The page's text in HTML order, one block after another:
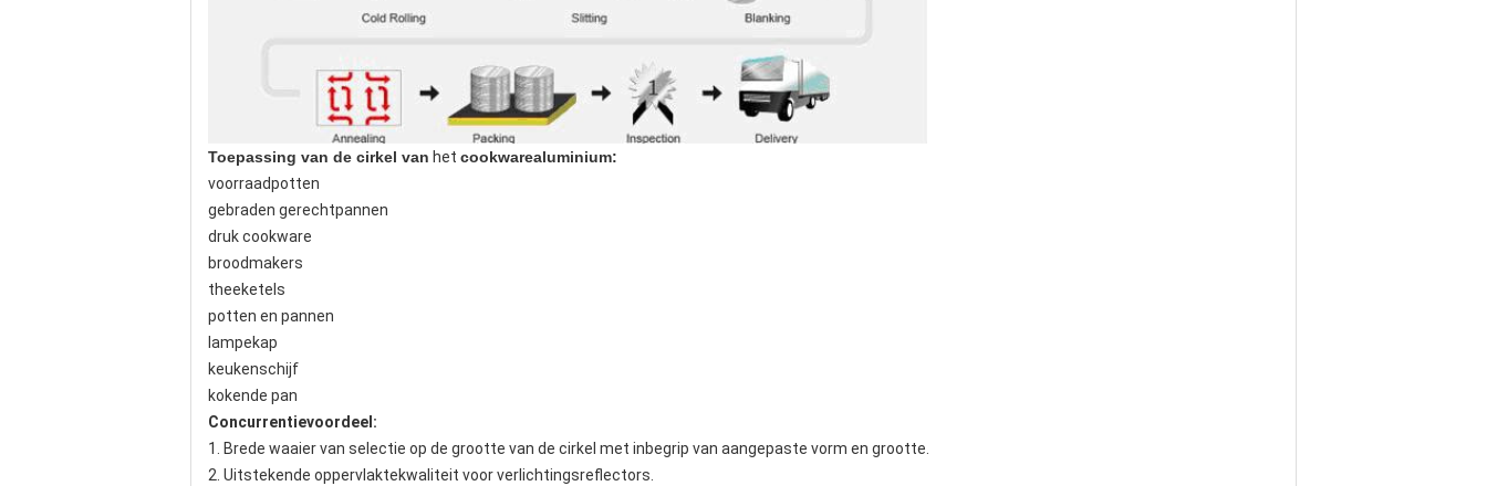
Toepassing van de cirkel van het cookwarealuminium:
voorraadpotten
gebraden gerechtpannen
druk cookware
broodmakers
theeketels
potten en pannen
lampekap
keukenschijf
kokende pan
Concurrentievoordeel:
1. Brede waaier van selectie op de grootte van de cirkel met inbegrip van aangepaste vorm en grootte.
2. Uitstekende oppervlaktekwaliteit voor verlichtingsreflectors.